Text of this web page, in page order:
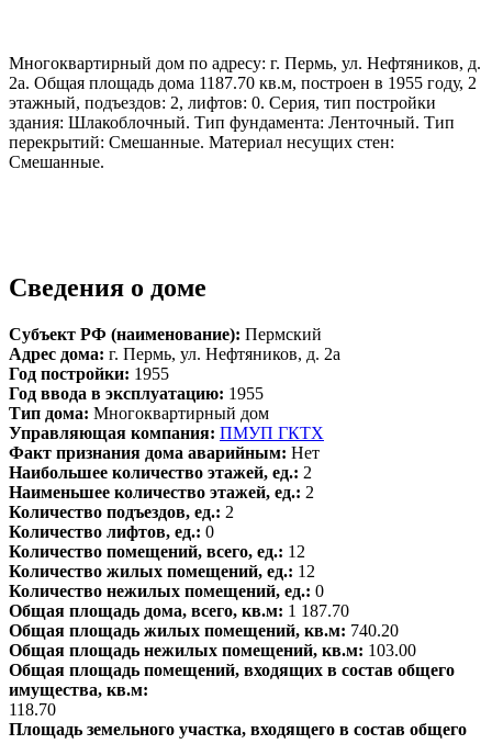
Многоквартирный дом по адресу: г. Пермь, ул. Нефтяников, д.
2а. Общая площадь дома 1187.70 кв.м, построен в 1955 году, 2
этажный, подъездов: 2, лифтов: 0. Серия, тип постройки
здания: Шлакоблочный. Тип фундамента: Ленточный. Тип
перекрытий: Смешанные. Материал несущих стен:
Смешанные.
Сведения о доме
Субъект РФ (наименование): Пермский
Адрес дома: г. Пермь, ул. Нефтяников, д. 2а
Год постройки: 1955
Год ввода в эксплуатацию: 1955
Тип дома: Многоквартирный дом
Управляющая компания: ПМУП ГКТХ
Факт признания дома аварийным: Нет
Наибольшее количество этажей, ед.: 2
Наименьшее количество этажей, ед.: 2
Количество подъездов, ед.: 2
Количество лифтов, ед.: 0
Количество помещений, всего, ед.: 12
Количество жилых помещений, ед.: 12
Количество нежилых помещений, ед.: 0
Общая площадь дома, всего, кв.м: 1 187.70
Общая площадь жилых помещений, кв.м: 740.20
Общая площадь нежилых помещений, кв.м: 103.00
Общая площадь помещений, входящих в состав общего
имущества, кв.м:
118.70
Площадь земельного участка, входящего в состав общего